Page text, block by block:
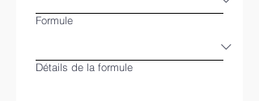
Formule
Détails de la formule